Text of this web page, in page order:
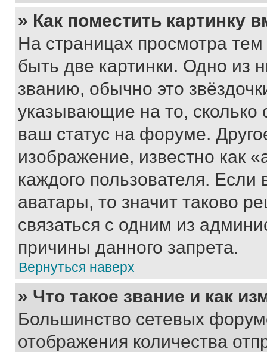
» Как поместить картинку
На страницах просмотра
быть две картинки. Одно из
званию, обычно это
указывающие на то,
ваш статус на форуме.
изображение, известно как
каждого пользователя.
аватары, то значит таково
связаться с одним из
причины данного запрета.
Вернуться наверх
» Что такое звание и как
Большинство сетевых
отображения количества